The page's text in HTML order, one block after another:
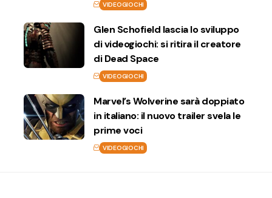
VIDEOGIOCHI
Glen Schofield lascia lo sviluppo
di videogiochi: si ritira il creatore
di Dead Space
VIDEOGIOCHI
Marvel’s Wolverine sarà doppiato
in italiano: il nuovo trailer svela le
prime voci
VIDEOGIOCHI